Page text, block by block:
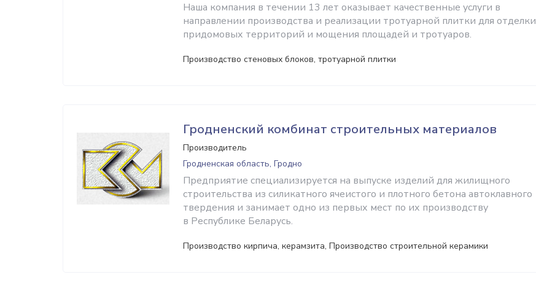
Наша компания в течении 13 лет оказывает качественные услуги в
направлении производства и реализации тротуарной плитки для отделки
придомовых территорий и мощения площадей и тротуаров.
Производство стеновых блоков, тротуарной плитки
Гродненский комбинат строительных материалов
Производитель
Гродненская область, Гродно
Предприятие специализируется на выпуске изделий для жилищного
строительства из силикатного ячеистого и плотного бетона автоклавного
твердения и занимает одно из первых мест по их производству
в Республике Беларусь.
Производство кирпича, керамзита, Производство строительной керамики